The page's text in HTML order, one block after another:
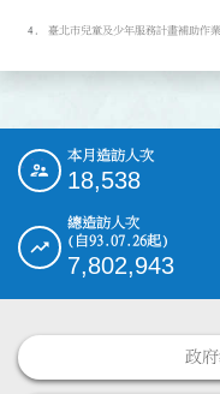
臺北市兒童及少年服務計畫補助作
::: 本月造訪人次
18,538
總造訪人次
(自93.07.26起)
7,802,943
政